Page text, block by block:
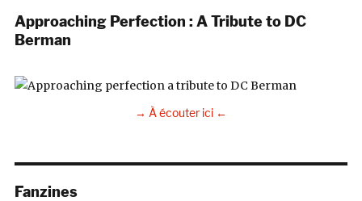
Approaching Perfection : A Tribute to DC
Berman
→ À écouter ici ←
Fanzines